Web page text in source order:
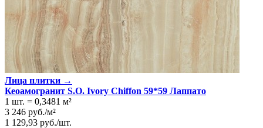
Лица плитки →
Кеоамогранит S.O. Ivory Chiffon 59*59 Лаппато
1 шт. = 0,3481 м²
3 246 руб./м²
1 129,93 руб./шт.